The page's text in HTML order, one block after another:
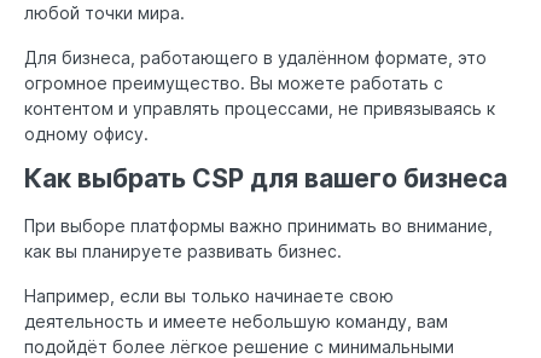
любой точки мира.
Для бизнеса, работающего в удалённом формате, это
огромное преимущество. Вы можете работать с
контентом и управлять процессами, не привязываясь к
одному офису.
Как выбрать CSP для вашего бизнеса
При выборе платформы важно принимать во внимание,
как вы планируете развивать бизнес.
Например, если вы только начинаете свою
деятельность и имеете небольшую команду, вам
подойдёт более лёгкое решение с минимальными